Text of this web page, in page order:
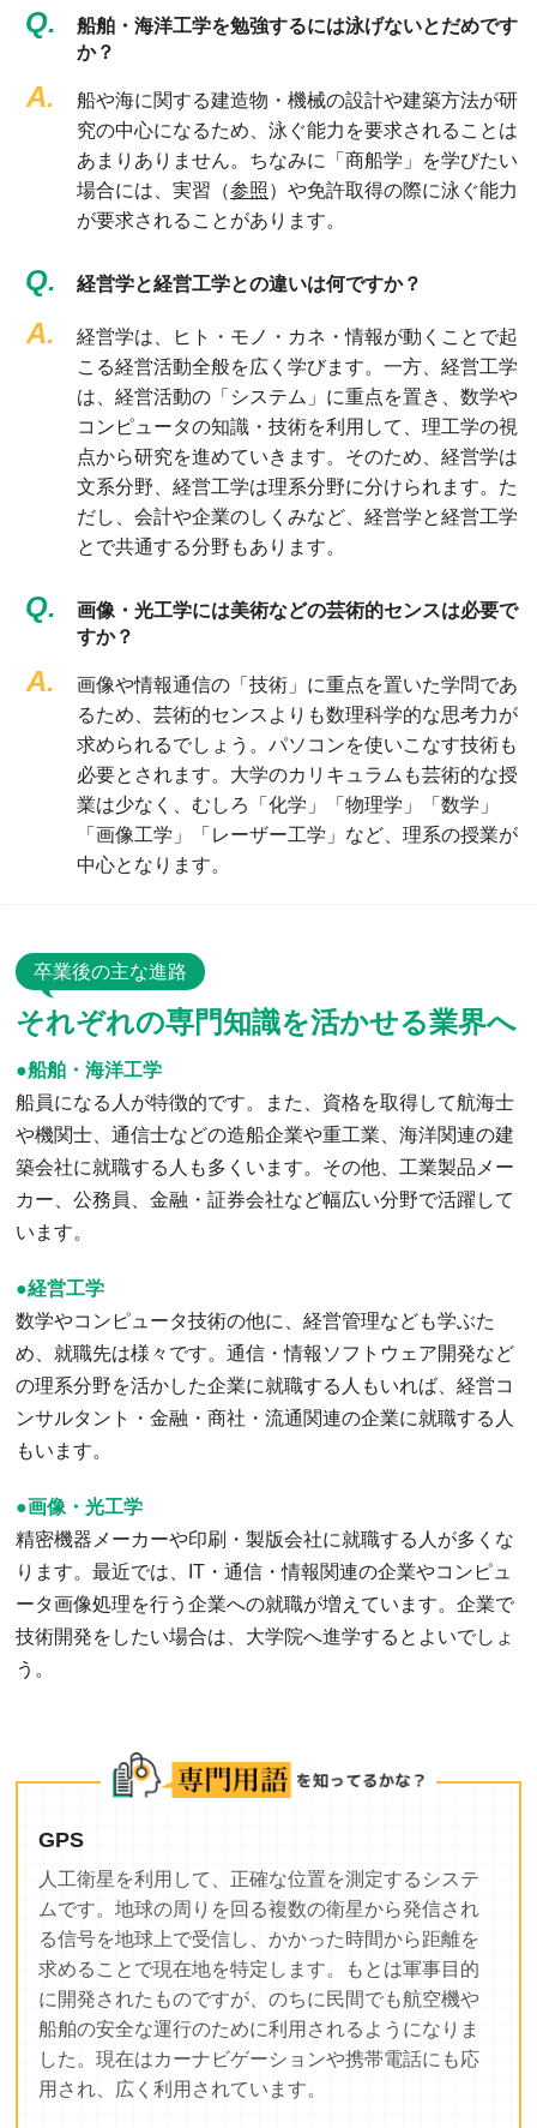
Q.
船舶・海洋工学を勉強するには泳げないとだめです
か？
A.
船や海に関する建造物・機械の設計や建築方法が研
究の中心になるため、泳ぐ能力を要求されることは
あまりありません。ちなみに「商船学」を学びたい
場合には、実習（参照）や免許取得の際に泳ぐ能力
が要求されることがあります。
Q. 経営学と経営工学との違いは何ですか？
A.
経営学は、ヒト・モノ・カネ・情報が動くことで起
こる経営活動全般を広く学びます。一方、経営工学
は、経営活動の「システム」に重点を置き、数学や
コンピュータの知識・技術を利用して、理工学の視
点から研究を進めていきます。そのため、経営学は
文系分野、経営工学は理系分野に分けられます。た
だし、会計や企業のしくみなど、経営学と経営工学
とで共通する分野もあります。
Q.
画像・光工学には美術などの芸術的センスは必要で
すか？
A.
画像や情報通信の「技術」に重点を置いた学問であ
るため、芸術的センスよりも数理科学的な思考力が
求められるでしょう。パソコンを使いこなす技術も
必要とされます。大学のカリキュラムも芸術的な授
業は少なく、むしろ「化学」「物理学」「数学」
「画像工学」「レーザー工学」など、理系の授業が
中心となります。
卒業後の主な進路
それぞれの専門知識を活かせる業界へ
●船舶・海洋工学
船員になる人が特徴的です。また、資格を取得して航海士
や機関士、通信士などの造船企業や重工業、海洋関連の建
築会社に就職する人も多くいます。その他、工業製品メー
カー、公務員、金融・証券会社など幅広い分野で活躍して
います。
●経営工学
数学やコンピュータ技術の他に、経営管理なども学ぶた
め、就職先は様々です。通信・情報ソフトウェア開発など
の理系分野を活かした企業に就職する人もいれば、経営コ
ンサルタント・金融・商社・流通関連の企業に就職する人
もいます。
●画像・光工学
精密機器メーカーや印刷・製版会社に就職する人が多くな
ります。最近では、IT・通信・情報関連の企業やコンピュ
ータ画像処理を行う企業への就職が増えています。企業で
技術開発をしたい場合は、大学院へ進学するとよいでしょ
う。
GPS
人工衛星を利用して、正確な位置を測定するシステ
ムです。地球の周りを回る複数の衛星から発信され
る信号を地球上で受信し、かかった時間から距離を
求めることで現在地を特定します。もとは軍事目的
に開発されたものですが、のちに民間でも航空機や
船舶の安全な運行のために利用されるようになりま
した。現在はカーナビゲーションや携帯電話にも応
用され、広く利用されています。